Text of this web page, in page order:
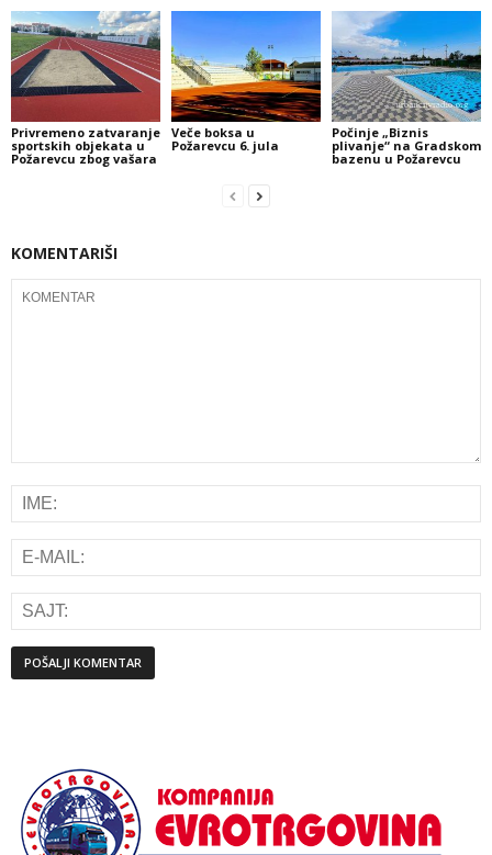
Privremeno zatvaranje
sportskih objekata u
Požarevcu zbog vašara
Veče boksa u
Požarevcu 6. jula
Počinje „Biznis
plivanje“ na Gradskom
bazenu u Požarevcu
KOMENTARIŠI